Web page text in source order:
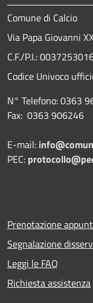
Comune di Calcio
Via Papa Giovanni
C.F./P.I.:
Codice Univoco
N° Telefono: 0363
Fax: 0363 906246
E-mail:
PEC:
Prenotazione
Segnalazione
Leggi le FAQ
Richiesta assistenza